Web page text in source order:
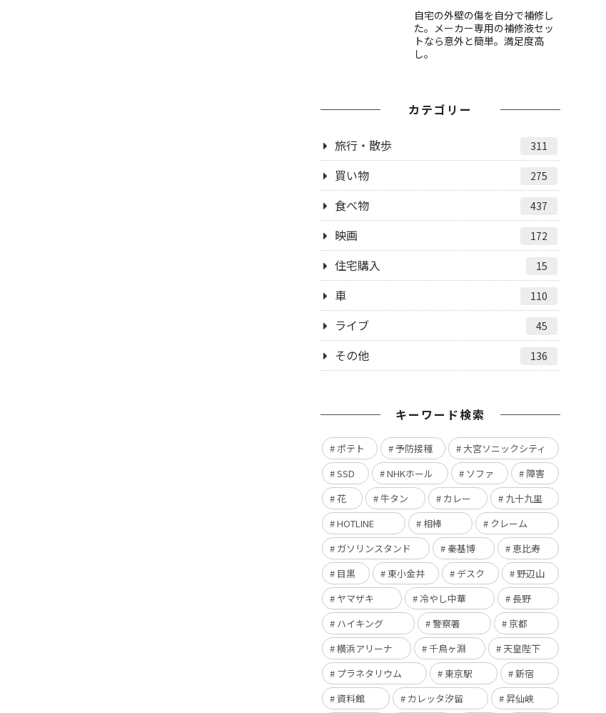
自宅の外壁の傷を自分で補修し
た。メーカー専用の補修液セッ
トなら意外と簡単。満足度高
し。
カテゴリー
旅行・散歩 311
買い物 275
食べ物 437
映画 172
住宅購入 15
車 110
ライブ 45
その他 136
キーワード検索
ポテト 予防接種
大宮ソニックシティ
SSD
NHKホール ソファ
障害
花
牛タン カレー
九十九里
HOTLINE
相棒
クレーム
ガソリンスタンド
秦基博
恵比寿
目黒
東小金井 デスク
野辺山
ヤマザキ
冷やし中華
長野
ハイキング
警察署
京都
横浜アリーナ
千鳥ヶ淵
天皇陛下
プラネタリウム
東京駅
新宿
資料館
カレッタ汐留
昇仙峡